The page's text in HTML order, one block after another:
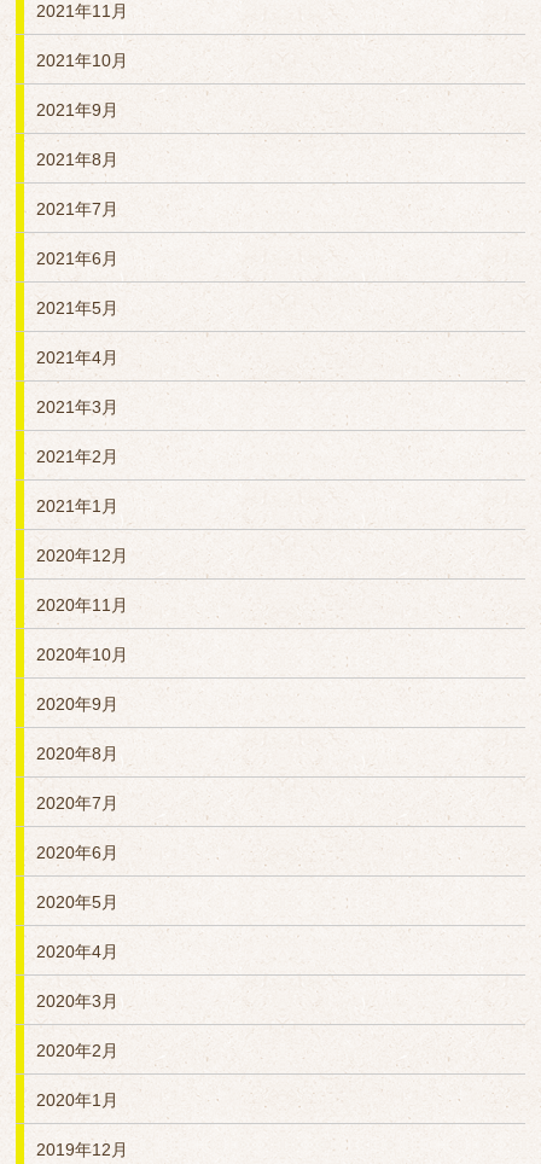
2021年11月
2021年10月
2021年9月
2021年8月
2021年7月
2021年6月
2021年5月
2021年4月
2021年3月
2021年2月
2021年1月
2020年12月
2020年11月
2020年10月
2020年9月
2020年8月
2020年7月
2020年6月
2020年5月
2020年4月
2020年3月
2020年2月
2020年1月
2019年12月